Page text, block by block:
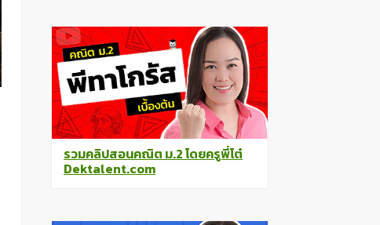
รวมคลิปสอนคณิต ม.2 โดยครูพี่โต๋
Dektalent.com